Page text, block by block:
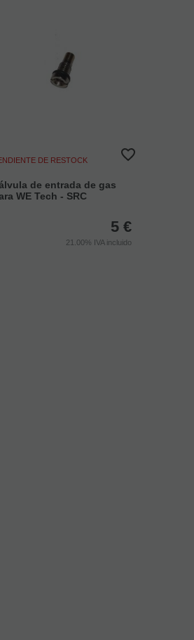
DE RESTOCK
de entrada de gas
WE Tech - SRC
5 €
21.00% IVA incluido